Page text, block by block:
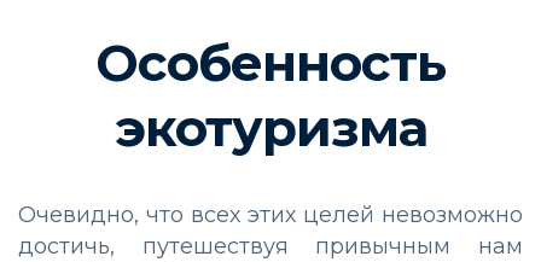
Особенность
экотуризма
Очевидно, что всех этих целей невозможно
достичь, путешествуя привычным нам